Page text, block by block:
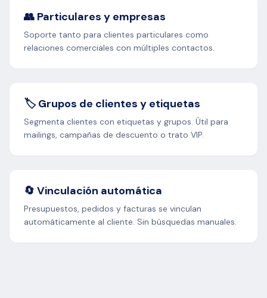
👥 Particulares y empresas
Soporte tanto para clientes particulares como
relaciones comerciales con múltiples contactos.
🏷️ Grupos de clientes y etiquetas
Segmenta clientes con etiquetas y grupos. Útil para
mailings, campañas de descuento o trato VIP.
🔄 Vinculación automática
Presupuestos, pedidos y facturas se vinculan
automáticamente al cliente. Sin búsquedas manuales.